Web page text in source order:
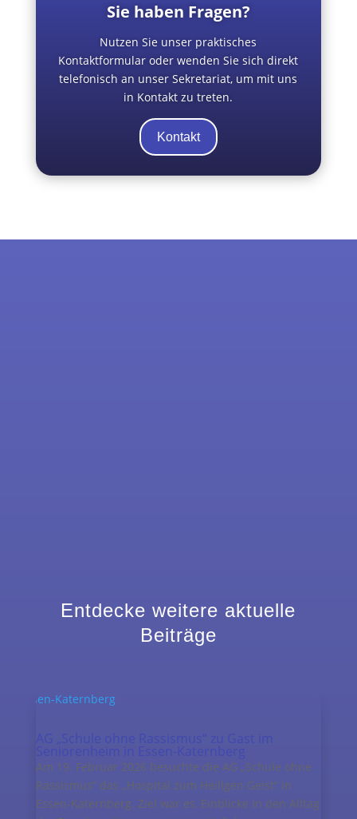
Sie haben Fragen?
Nutzen Sie unser praktisches
Kontaktformular oder wenden Sie sich direkt
telefonisch an unser Sekretariat, um mit uns
in Kontakt zu treten.
Kontakt
Entdecke weitere aktuelle
Beiträge
Am 19. Februar 2026 besuchte die AG „Schule ohne
Rassismus“ das „Hospital zum Heiligen Geist“ in
Essen-Katernberg. Ziel war es, Einblicke in den Alltag